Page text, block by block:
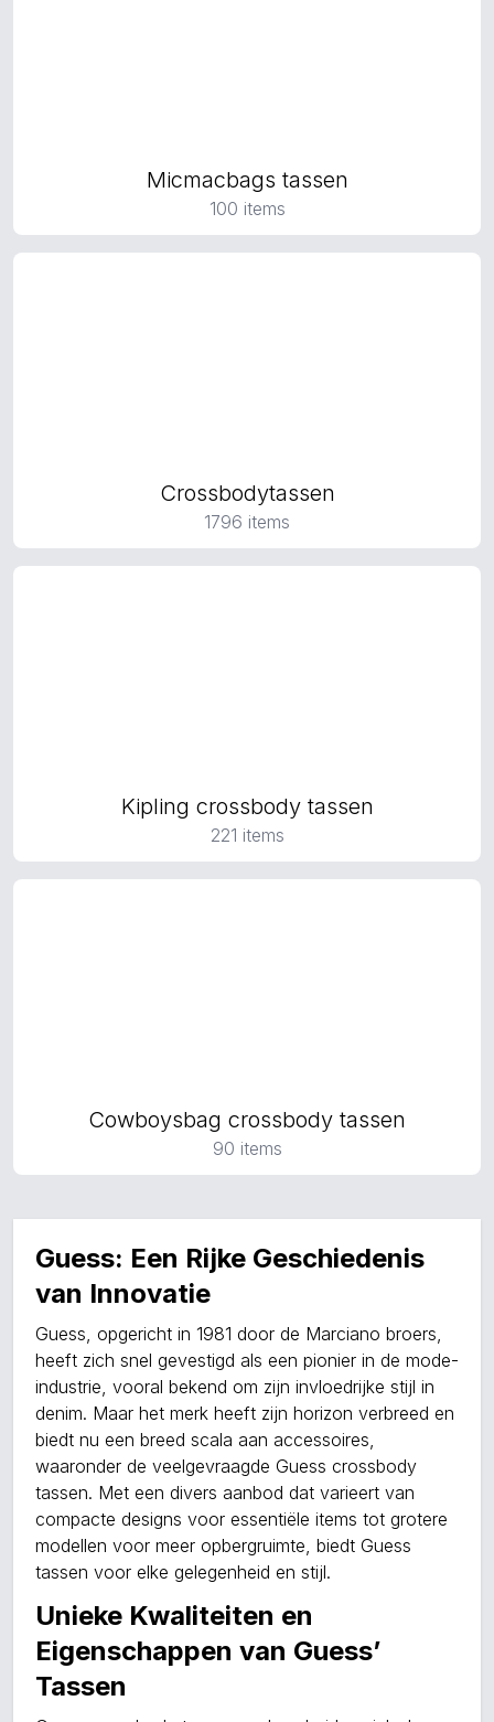
Micmacbags tassen
100 items
Crossbodytassen
1796 items
Kipling crossbody tassen
221 items
Cowboysbag crossbody tassen
90 items
Guess: Een Rijke Geschiedenis
van Innovatie
Guess, opgericht in 1981 door de Marciano broers,
heeft zich snel gevestigd als een pionier in de mode-
industrie, vooral bekend om zijn invloedrijke stijl in
denim. Maar het merk heeft zijn horizon verbreed en
biedt nu een breed scala aan accessoires,
waaronder de veelgevraagde Guess crossbody
tassen. Met een divers aanbod dat varieert van
compacte designs voor essentiële items tot grotere
modellen voor meer opbergruimte, biedt Guess
tassen voor elke gelegenheid en stijl.
Unieke Kwaliteiten en
Eigenschappen van Guess’
Tassen